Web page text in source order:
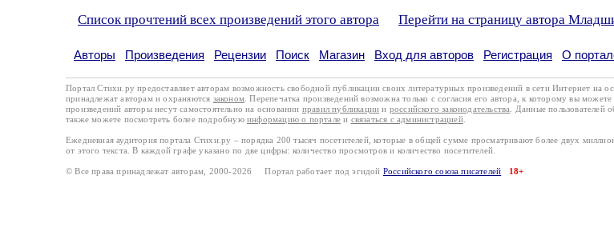
Список прочтений всех произведений этого автора Перейти на страницу автора
Авторы Произведения Рецензии Поиск Магазин Вход для авторов Регистрация О
Портал Стихи.ру предоставляет авторам возможность свободной публикации своих литературных произведений в сети Интернет на
принадлежат авторам и охраняются законом . Перепечатка произведений возможна только с согласия его автора, к которому вы
произведений авторы несут самостоятельно на основании правил публикации и российского законодательства . Данные пользователей
также можете посмотреть более подробную информацию о портале и связаться с администрацией.
Ежедневная аудитория портала Стихи.ру – порядка 200 тысяч посетителей, которые в общей сумме просматривают более двух
от этого текста. В каждой графе указано по две цифры: количество просмотров и количество посетителей.
© Все права принадлежат авторам, 2000-2026 Портал работает под эгидой Российского союза писателей 18+